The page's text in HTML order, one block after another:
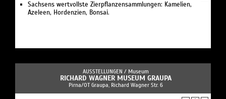
Sachsens wertvollste Zierpflanzensammlungen: Kamelien,
Azeleen, Hordenzien, Bonsai.
AUSSTELLUNGEN / Museum
RICHARD WAGNER MUSEUM GRAUPA
Pirna/OT Graupa, Richard Wagner Str. 6